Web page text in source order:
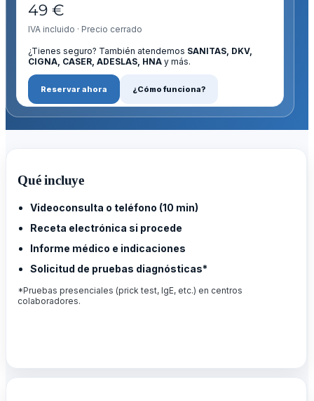
49 €
IVA incluido · Precio cerrado
¿Tienes seguro? También atendemos SANITAS, DKV,
CIGNA, CASER, ADESLAS, HNA y más.
Reservar ahora ¿Cómo funciona?
Qué incluye
Videoconsulta o teléfono (10 min)
Receta electrónica si procede
Informe médico e indicaciones
Solicitud de pruebas diagnósticas*
*Pruebas presenciales (prick test, IgE, etc.) en centros
colaboradores.